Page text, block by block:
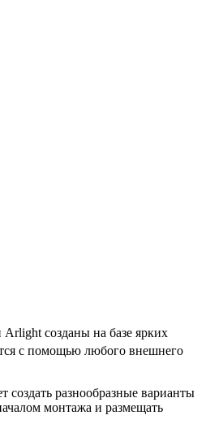
созданы на базе ярких
с помощью любого внешнего
создать разнообразные варианты
монтажа и размещать